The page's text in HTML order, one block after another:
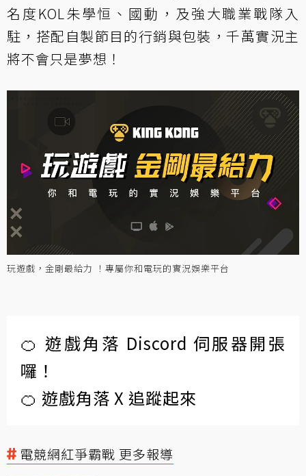
名度KOL朱學恒、國動，及強大職業戰隊入
駐，搭配自製節目的行銷與包裝，千萬實況主
將不會只是夢想！
玩遊戲，金剛最給力 ！專屬你和電玩的實況娛樂平台
🍊 遊戲角落 Discord 伺服器開張
囉！
🍊 遊戲角落 X 追蹤起來
電競網紅爭霸戰 更多報導